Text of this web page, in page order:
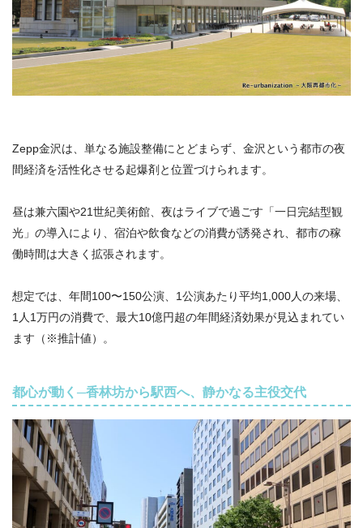
Zepp金沢は、単なる施設整備にとどまらず、金沢という都市の夜
間経済を活性化させる起爆剤と位置づけられます。
昼は兼六園や21世紀美術館、夜はライブで過ごす「一日完結型観
光」の導入により、宿泊や飲食などの消費が誘発され、都市の稼
働時間は大きく拡張されます。
想定では、年間100〜150公演、1公演あたり平均1,000人の来場、
1人1万円の消費で、最大10億円超の年間経済効果が見込まれてい
ます（※推計値）。
都心が動く─香林坊から駅西へ、静かなる主役交代